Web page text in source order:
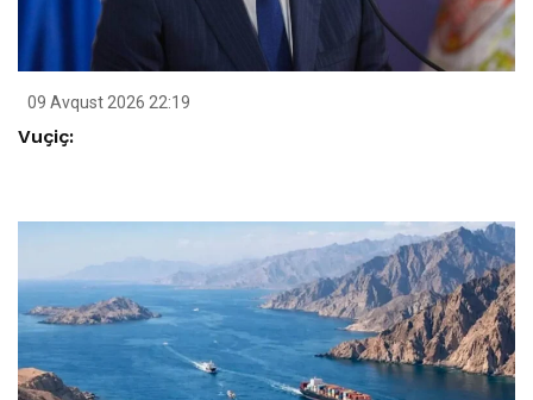
09 Avqust 2026 22:19
Vuçiç: